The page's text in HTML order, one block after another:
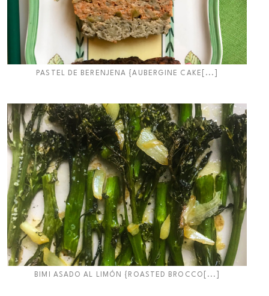
PASTEL DE BERENJENA {AUBERGINE CAKE[...]
BIMI ASADO AL LIMÓN {ROASTED BROCCO[...]